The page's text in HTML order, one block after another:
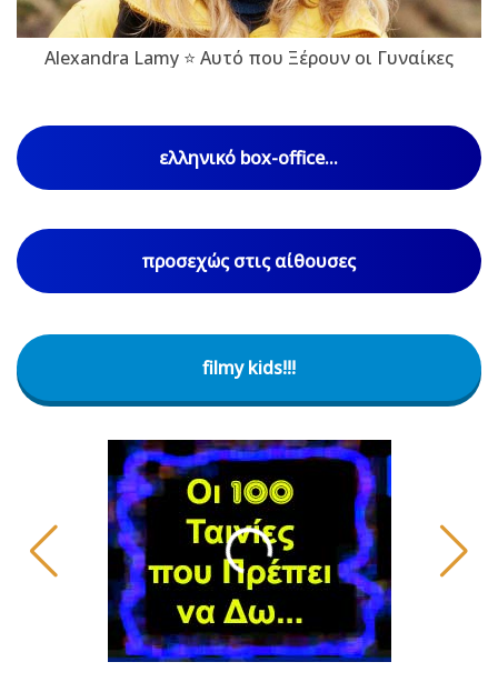
Alexandra Lamy ⭐ Αυτό που Ξέρουν οι Γυναίκες
ελληνικό box-office...
προσεχώς στις αίθουσες
filmy kids!!!